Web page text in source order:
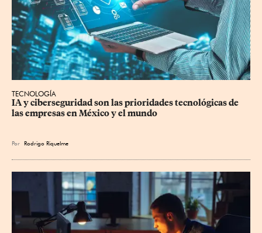
TECNOLOGÍA
IA y ciberseguridad son las prioridades tecnológicas de
las empresas en México y el mundo
Por Rodrigo Riquelme